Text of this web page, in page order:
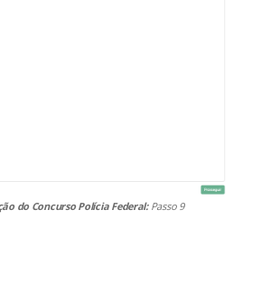
do Concurso Polícia Federal:Passo 9